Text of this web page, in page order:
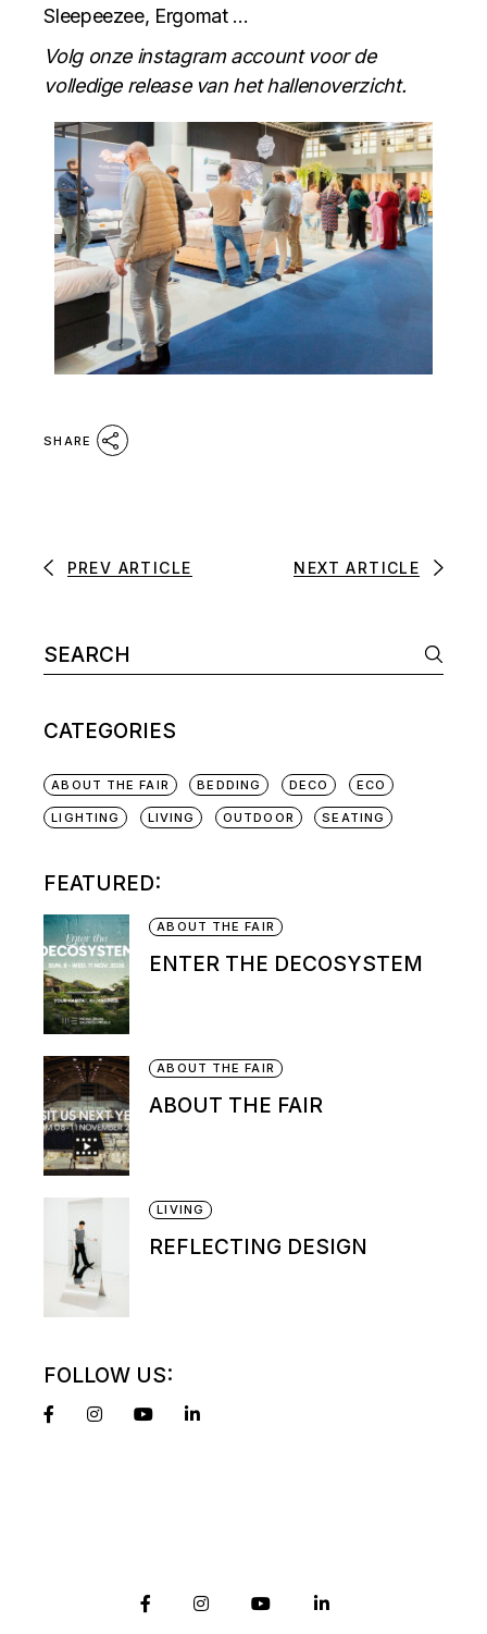
Sleepeezee, Ergomat …
Volg onze instagram account voor de
volledige release van het hallenoverzicht.
SHARE
PREV ARTICLE NEXT ARTICLE
CATEGORIES
ABOUT THE FAIR BEDDING DECO ECO
LIGHTING LIVING OUTDOOR SEATING
FEATURED:
ABOUT THE FAIR
ENTER THE DECOSYSTEM
ABOUT THE FAIR
ABOUT THE FAIR
LIVING
REFLECTING DESIGN
FOLLOW US: